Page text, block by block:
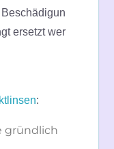
ersetzt wer
:
gründlich